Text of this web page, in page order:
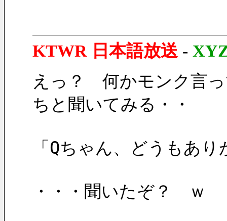
KTWR 日本語放送 -
えっ？　何かモンク言
ちと聞いてみる・・
「Qちゃん、どうもあ
・・・聞いたぞ？　ｗ